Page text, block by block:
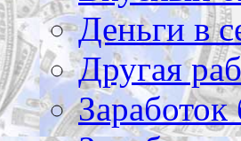
Деньги в
Другая
Заработок